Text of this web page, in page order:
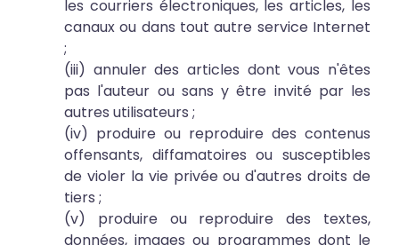
les courriers électroniques, les articles, les
canaux ou dans tout autre service Internet
;
(iii) annuler des articles dont vous n'êtes
pas l'auteur ou sans y être invité par les
autres utilisateurs ;
(iv) produire ou reproduire des contenus
offensants, diffamatoires ou susceptibles
de violer la vie privée ou d'autres droits de
tiers ;
(v) produire ou reproduire des textes,
données, images ou programmes dont le